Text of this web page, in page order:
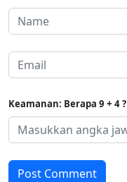
Keamanan: Berapa 9 + 4 ?
Post Comment